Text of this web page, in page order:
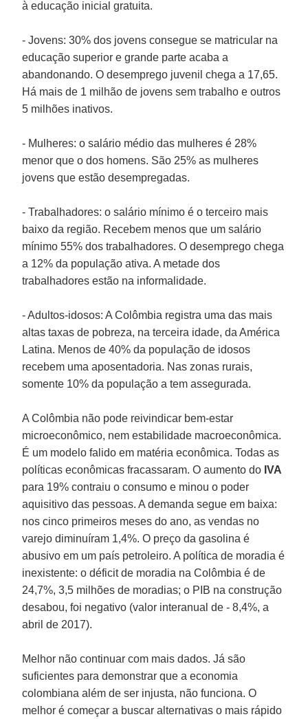
à educação inicial gratuita.
- Jovens: 30% dos jovens consegue se matricular na
educação superior e grande parte acaba a
abandonando. O desemprego juvenil chega a 17,65.
Há mais de 1 milhão de jovens sem trabalho e outros
5 milhões inativos.
- Mulheres: o salário médio das mulheres é 28%
menor que o dos homens. São 25% as mulheres
jovens que estão desempregadas.
- Trabalhadores: o salário mínimo é o terceiro mais
baixo da região. Recebem menos que um salário
mínimo 55% dos trabalhadores. O desemprego chega
a 12% da população ativa. A metade dos
trabalhadores estão na informalidade.
- Adultos-idosos: A Colômbia registra uma das mais
altas taxas de pobreza, na terceira idade, da América
Latina. Menos de 40% da população de idosos
recebem uma aposentadoria. Nas zonas rurais,
somente 10% da população a tem assegurada.
A Colômbia não pode reivindicar bem-estar
microeconômico, nem estabilidade macroeconômica.
É um modelo falido em matéria econômica. Todas as
políticas econômicas fracassaram. O aumento do IVA
para 19% contraiu o consumo e minou o poder
aquisitivo das pessoas. A demanda segue em baixa:
nos cinco primeiros meses do ano, as vendas no
varejo diminuíram 1,4%. O preço da gasolina é
abusivo em um país petroleiro. A política de moradia é
inexistente: o déficit de moradia na Colômbia é de
24,7%, 3,5 milhões de moradias; o PIB na construção
desabou, foi negativo (valor interanual de - 8,4%, a
abril de 2017).
Melhor não continuar com mais dados. Já são
suficientes para demonstrar que a economia
colombiana além de ser injusta, não funciona. O
melhor é começar a buscar alternativas o mais rápido